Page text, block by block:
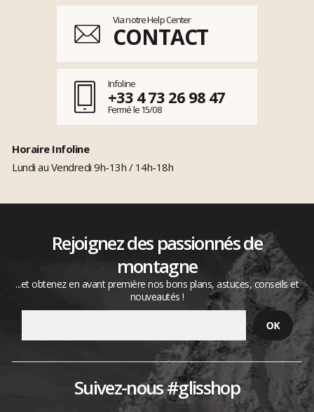
Via notre Help Center
CONTACT
Infoline
+33 4 73 26 98 47
Fermé le 15/08
Horaire Infoline
Lundi au Vendredi 9h-13h / 14h-18h
Rejoignez des passionnés de
montagne
...et obtenez en avant première nos bons plans, astuces, conseils et
nouveautés !
Suivez-nous #glisshop